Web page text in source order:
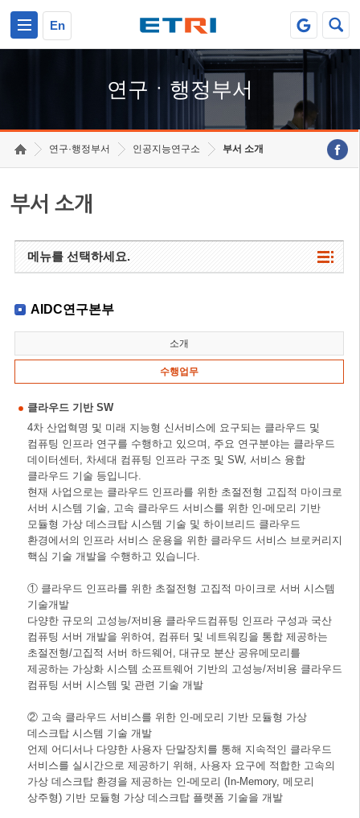
En
연구ㆍ행정부서
연구·행정부서 인공지능연구소 부서 소개
부서 소개
메뉴를 선택하세요.
AIDC연구본부
소개
수행업무
클라우드 기반 SW
4차 산업혁명 및 미래 지능형 신서비스에 요구되는 클라우드 및
컴퓨팅 인프라 연구를 수행하고 있으며, 주요 연구분야는 클라우드
데이터센터, 차세대 컴퓨팅 인프라 구조 및 SW, 서비스 융합
클라우드 기술 등입니다.
현재 사업으로는 클라우드 인프라를 위한 초절전형 고집적 마이크로
서버 시스템 기술, 고속 클라우드 서비스를 위한 인-메모리 기반
모듈형 가상 데스크탑 시스템 기술 및 하이브리드 클라우드
환경에서의 인프라 서비스 운용을 위한 클라우드 서비스 브로커리지
핵심 기술 개발을 수행하고 있습니다.
① 클라우드 인프라를 위한 초절전형 고집적 마이크로 서버 시스템
기술개발
다양한 규모의 고성능/저비용 클라우드컴퓨팅 인프라 구성과 국산
컴퓨팅 서버 개발을 위하여, 컴퓨터 및 네트워킹을 통합 제공하는
초절전형/고집적 서버 하드웨어, 대규모 분산 공유메모리를
제공하는 가상화 시스템 소프트웨어 기반의 고성능/저비용 클라우드
컴퓨팅 서버 시스템 및 관련 기술 개발
② 고속 클라우드 서비스를 위한 인-메모리 기반 모듈형 가상
데스크탑 시스템 기술 개발
언제 어디서나 다양한 사용자 단말장치를 통해 지속적인 클라우드
서비스를 실시간으로 제공하기 위해, 사용자 요구에 적합한 고속의
가상 데스크탑 환경을 제공하는 인-메모리 (In-Memory, 메모리
상주형) 기반 모듈형 가상 데스크탑 플랫폼 기술을 개발